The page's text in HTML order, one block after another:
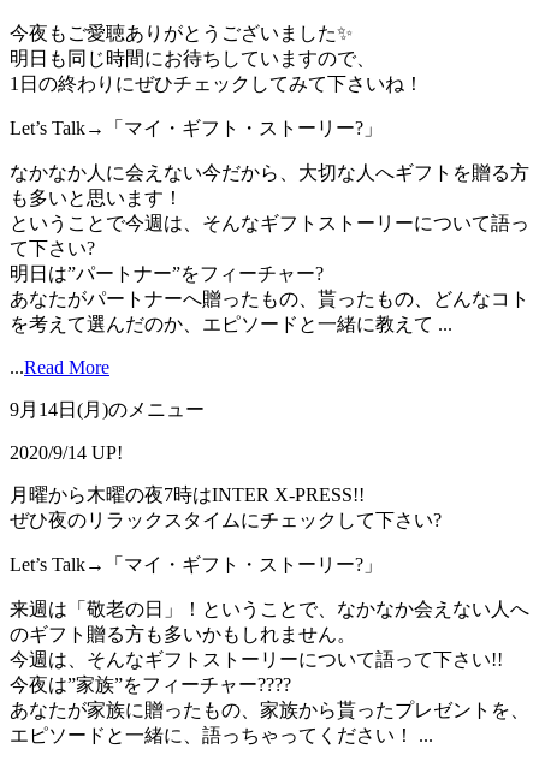
今夜もご愛聴ありがとうございました✨
明日も同じ時間にお待ちしていますので、
1日の終わりにぜひチェックしてみて下さいね！
Let’s Talk→「マイ・ギフト・ストーリー?」
なかなか人に会えない今だから、大切な人へギフトを贈る方
も多いと思います！
ということで今週は、そんなギフトストーリーについて語っ
て下さい?
明日は”パートナー”をフィーチャー?
あなたがパートナーへ贈ったもの、貰ったもの、どんなコト
を考えて選んだのか、エピソードと一緒に教えて ...
...Read More
9月14日(月)のメニュー
2020/9/14 UP!
月曜から木曜の夜7時はINTER X-PRESS!!
ぜひ夜のリラックスタイムにチェックして下さい?
Let’s Talk→「マイ・ギフト・ストーリー?」
来週は「敬老の日」！ということで、なかなか会えない人へ
のギフト贈る方も多いかもしれません。
今週は、そんなギフトストーリーについて語って下さい!!
今夜は”家族”をフィーチャー?‍?‍??
あなたが家族に贈ったもの、家族から貰ったプレゼントを、
エピソードと一緒に、語っちゃってください！ ...